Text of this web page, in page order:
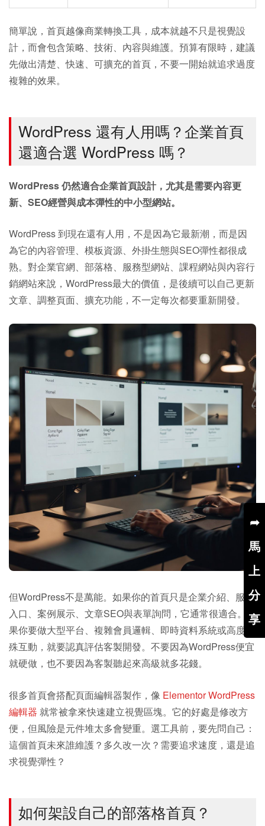
簡單說，首頁越像商業轉換工具，成本就越不只是視覺設
計，而會包含策略、技術、內容與維護。預算有限時，建議
先做出清楚、快速、可擴充的首頁，不要一開始就追求過度
複雜的效果。
WordPress 還有人用嗎？企業首頁
還適合選 WordPress 嗎？
WordPress 仍然適合企業首頁設計，尤其是需要內容更
新、SEO經營與成本彈性的中小型網站。
WordPress 到現在還有人用，不是因為它最新潮，而是因
為它的內容管理、模板資源、外掛生態與SEO彈性都很成
熟。對企業官網、部落格、服務型網站、課程網站與內容行
銷網站來說，WordPress最大的價值，是後續可以自己更新
文章、調整頁面、擴充功能，不一定每次都要重新開發。
但WordPress不是萬能。如果你的首頁只是企業介紹、服務
入口、案例展示、文章SEO與表單詢問，它通常很適合。如
果你要做大型平台、複雜會員邏輯、即時資料系統或高度特
殊互動，就要認真評估客製開發。不要因為WordPress便宜
就硬做，也不要因為客製聽起來高級就多花錢。
很多首頁會搭配頁面編輯器製作，像 Elementor WordPress
編輯器 就常被拿來快速建立視覺區塊。它的好處是修改方
便，但風險是元件堆太多會變重。選工具前，要先問自己：
這個首頁未來誰維護？多久改一次？需要追求速度，還是追
求視覺彈性？
如何架設自己的部落格首頁？
➦
馬
上
分
享